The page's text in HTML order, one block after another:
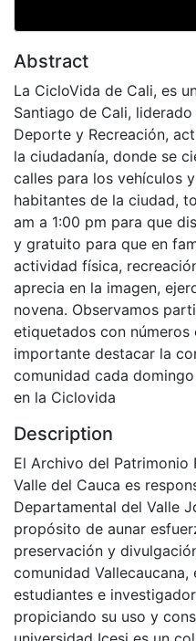
Abstract
La CicloVida de Cali, es
Santiago de Cali,
Deporte y Recreación,
la ciudadanía, donde se
calles para los vehículos
habitantes de la ciudad,
am a 1:00 pm para que
y gratuito para que en
actividad física,
aprecia en la imagen,
novena. Observamos
etiquetados con números
importante destacar la
comunidad cada
en la Ciclovida
Description
El Archivo del
Valle del Cauca es
Departamental del Valle
propósito de aunar
preservación y
comunidad
estudiantes e
propiciando su uso y